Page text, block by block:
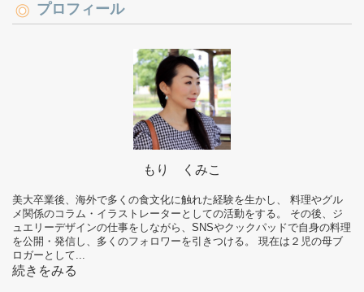
プロフィール
もり くみこ
美大卒業後、海外で多くの食文化に触れた経験を生かし、 料理やグル
メ関係のコラム・イラストレーターとしての活動をする。 その後、ジ
ュエリーデザインの仕事をしながら、SNSやクックパッドで自身の料理
を公開・発信し、多くのフォロワーを引きつける。 現在は２児の母ブ
ロガーとして...
続きをみる